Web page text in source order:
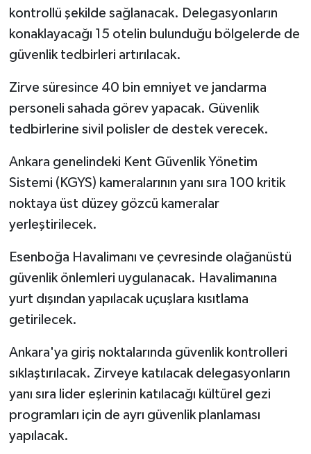
kontrollü şekilde sağlanacak. Delegasyonların
konaklayacağı 15 otelin bulunduğu bölgelerde de
güvenlik tedbirleri artırılacak.
Zirve süresince 40 bin emniyet ve jandarma
personeli sahada görev yapacak. Güvenlik
tedbirlerine sivil polisler de destek verecek.
Ankara genelindeki Kent Güvenlik Yönetim
Sistemi (KGYS) kameralarının yanı sıra 100 kritik
noktaya üst düzey gözcü kameralar
yerleştirilecek.
Esenboğa Havalimanı ve çevresinde olağanüstü
güvenlik önlemleri uygulanacak. Havalimanına
yurt dışından yapılacak uçuşlara kısıtlama
getirilecek.
Ankara'ya giriş noktalarında güvenlik kontrolleri
sıklaştırılacak. Zirveye katılacak delegasyonların
yanı sıra lider eşlerinin katılacağı kültürel gezi
programları için de ayrı güvenlik planlaması
yapılacak.